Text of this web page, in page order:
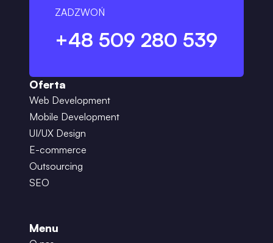
ZADZWOŃ
+48 509 280 539
Oferta
Web Development
Mobile Development
UI/UX Design
E-commerce
Outsourcing
SEO
Menu